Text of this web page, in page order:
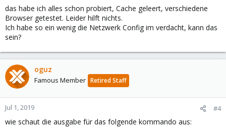
das habe ich alles schon probiert, Cache geleert, verschiedene
Browser getestet. Leider hilft nichts.
Ich habe so ein wenig die Netzwerk Config im verdacht, kann das
sein?
oguz
Famous Member Retired Staff
Jul 1, 2019 #4
wie schaut die ausgabe für das folgende kommando aus: